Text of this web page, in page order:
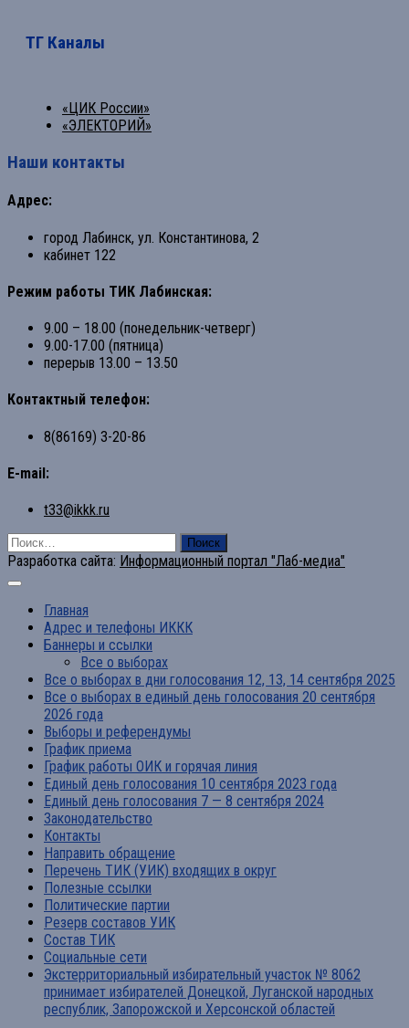
ТГ Каналы
«ЦИК России»
«ЭЛЕКТОРИЙ»
Наши контакты
Адрес:
город Лабинск, ул. Константинова, 2
кабинет 122
Режим работы ТИК Лабинская:
9.00 – 18.00 (понедельник-четверг)
9.00-17.00 (пятница)
перерыв 13.00 – 13.50
Контактный телефон:
8(86169) 3-20-86
E-mail:
t33@ikkk.ru
Найти:
Разработка сайта: Информационный портал "Лаб-медиа"
Главная
Адрес и телефоны ИККК
Баннеры и ссылки
Все о выборах
Все о выборах в дни голосования 12, 13, 14 сентября 2025
Все о выборах в единый день голосования 20 сентября
2026 года
Выборы и референдумы
График приема
График работы ОИК и горячая линия
Единый день голосования 10 сентября 2023 года
Единый день голосования 7 — 8 сентября 2024
Законодательство
Контакты
Направить обращение
Перечень ТИК (УИК) входящих в округ
Полезные ссылки
Политические партии
Резерв составов УИК
Состав ТИК
Социальные сети
Экстерриториальный избирательный участок № 8062
принимает избирателей Донецкой, Луганской народных
республик, Запорожской и Херсонской областей